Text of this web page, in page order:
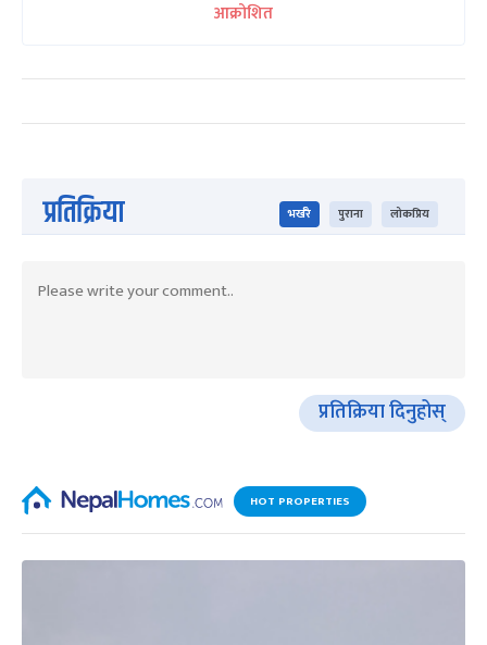
आक्रोशित
प्रतिक्रिया भर्खरै पुराना लोकप्रिय
प्रतिक्रिया दिनुहोस्
HOT PROPERTIES